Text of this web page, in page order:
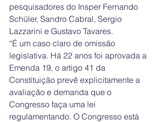
pesquisadores do Insper Fernando
Schüler, Sandro Cabral, Sergio
Lazzarini e Gustavo Tavares.
“É um caso claro de omissão
legislativa. Há 22 anos foi aprovada a
Emenda 19, o artigo 41 da
Constituição prevê explicitamente a
avaliação e demanda que o
Congresso faça uma lei
regulamentando. O Congresso está